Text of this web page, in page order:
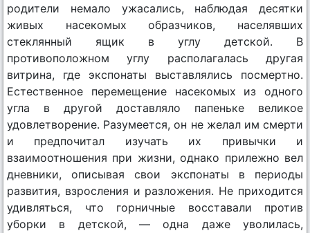
родители немало ужасались, наблюдая десятки
живых насекомых образчиков, населявших
стеклянный ящик в углу детской. В
противоположном углу располагалась другая
витрина, где экспонаты выставлялись посмертно.
Естественное перемещение насекомых из одного
угла в другой доставляло папеньке великое
удовлетворение. Разумеется, он не желал им смерти
и предпочитал изучать их привычки и
взаимоотношения при жизни, однако прилежно вел
дневники, описывая свои экспонаты в периоды
развития, взросления и разложения. Не приходится
удивляться, что горничные восставали против
уборки в детской, — одна даже уволилась,